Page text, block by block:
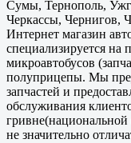
Сумы, Тернополь,
Черкассы, Чернигов,
Интернет магазин
специализируется на
микроавтобусов
полуприцепы. Мы
запчастей и
обслуживания
не значительно